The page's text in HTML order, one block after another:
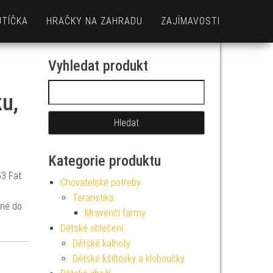
HRAČKY NA ZAHRADU ZAJÍMAVOSTI
Fat
do
Vyhledat produkt
Kategorie produktu
Chovatelské potřeby
Teraristika
Mravenčí farmy
Dětské oblečení
Dětské kalhoty
Dětské kšiltovky a kloboučky